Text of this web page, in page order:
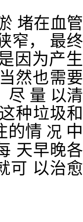
堵在血管
窄， 最终
因为产生
然也需要
尽 量 以清
种垃圾和
的情 况 中
天早晚各
可 以治愈